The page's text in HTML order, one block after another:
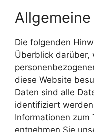
Die folgenden
Überblick darüber,
diese Website
Daten sind alle
identifiziert
Informationen zum
entnehmen Sie